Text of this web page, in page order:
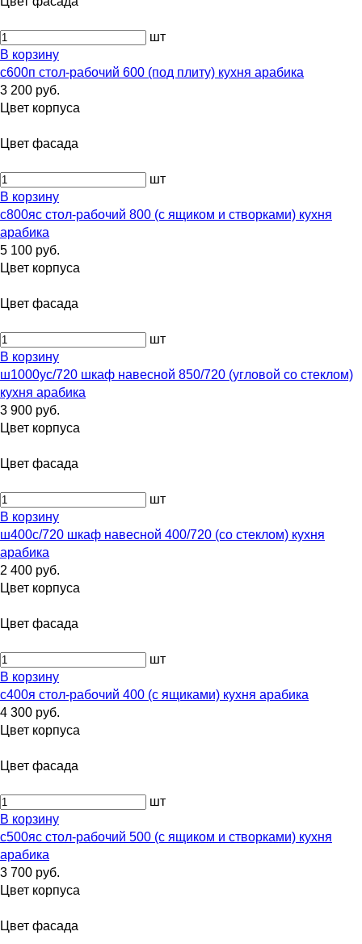
шт
В корзину
с600п стол-рабочий 600 (под плиту) кухня арабика
3 200 руб.
Цвет корпуса
Цвет фасада
шт
В корзину
с800яс стол-рабочий 800 (с ящиком и створками) кухня
арабика
5 100 руб.
Цвет корпуса
Цвет фасада
шт
В корзину
ш1000ус/720 шкаф навесной 850/720 (угловой со стеклом)
кухня арабика
3 900 руб.
Цвет корпуса
Цвет фасада
шт
В корзину
ш400с/720 шкаф навесной 400/720 (со стеклом) кухня
арабика
2 400 руб.
Цвет корпуса
Цвет фасада
шт
В корзину
с400я стол-рабочий 400 (с ящиками) кухня арабика
4 300 руб.
Цвет корпуса
Цвет фасада
шт
В корзину
с500яс стол-рабочий 500 (с ящиком и створками) кухня
арабика
3 700 руб.
Цвет корпуса
Цвет фасада